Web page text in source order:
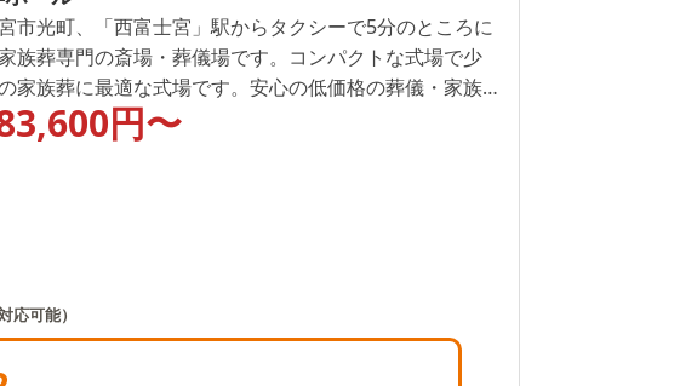
市光町、「西富士宮」駅からタクシーで5分のところに
族葬専門の斎場・葬儀場です。コンパクトな式場で少
家族葬に最適な式場です。安心の低価格の葬儀・家族
用、ゆっくりとお過ごしいただけるリビングなどの設
っており、1組のご家族様で貸切なので、他家に気にせ
族葬のタクセル光町」にご依頼・ご相談ください。身延
富士宮駅」から車で5分です。
円〜
応可能）